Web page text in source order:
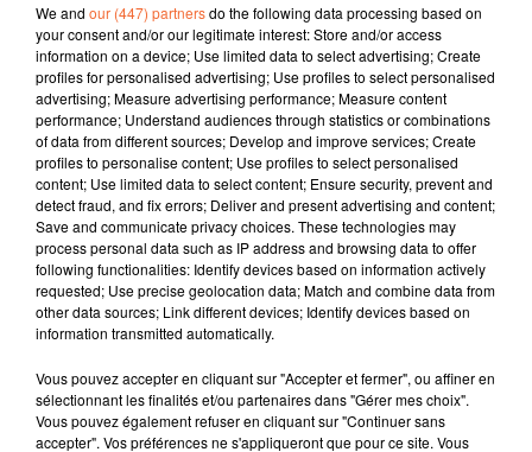
JACKY PATRON DES RESTAURANTS L'ATELIER ET CERISELF
Collines la Radio
Click and collect, click and Collines
Jacky est le patron des restaurants l'Atelier et Ceriself à
Cerizay.
We and our (447) partnersdo the following data processing based on
your consent and/or our legitimate interest: Store and/or access
information on a device; Use limited data to select advertising; Create
profiles for personalised advertising; Use profiles to select personalised
advertising; Measure advertising performance; Measure content
performance; Understand audiences through statistics or combinations
of data from different sources; Develop and improve services; Create
profiles to personalise content; Use profiles to select personalised
content; Use limited data to select content; Ensure security, prevent and
detect fraud, and fix errors; Deliver and present advertising and content;
Save and communicate privacy choices. These technologies may
process personal data such as IP address and browsing data to offer
following functionalities: Identify devices based on information actively
requested; Use precise geolocation data; Match and combine data from
other data sources; Link different devices; Identify devices based on
information transmitted automatically.
Vous pouvez accepter en cliquant sur "Accepter et fermer", ou affiner en
sélectionnant les finalités et/ou partenaires dans "Gérer mes choix".
Vous pouvez également refuser en cliquant sur "Continuer sans
accepter". Vos préférences ne s'appliqueront que pour ce site. Vous